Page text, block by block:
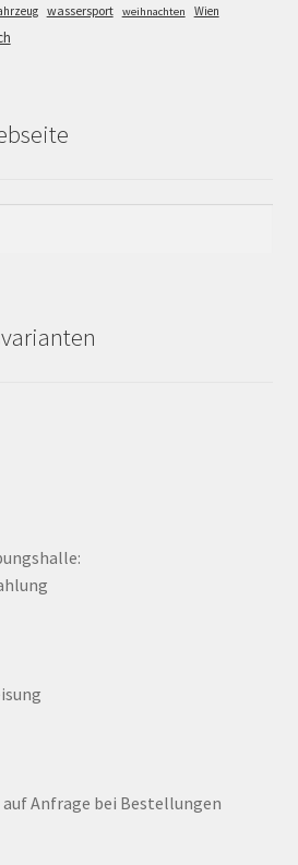
wassersport weihnachten
Wien
Anfrage bei Bestellungen